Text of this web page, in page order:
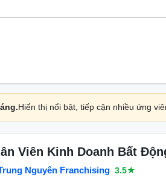
Hiển thị nổi bật, tiếp cận nhiều ứng
Viên Kinh Doanh Bất
Nguyên Franchising 3.5★